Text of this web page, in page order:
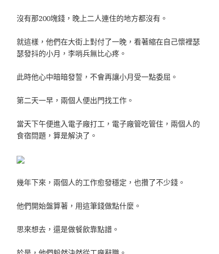
沒有那200塊錢，晚上二人連住的地方都沒有。
就這樣，他們在大街上對付了一晚，看著縮在自己懷裡瑟
瑟發抖的小月，李哨兵無比心疼。
此時他心中暗暗發誓，不會再讓小月受一點委屈。
第二天一早，兩個人便出門找工作。
當天下午便進入電子廠打工，電子廠管吃管住，兩個人的
食宿問題，算是解決了。
幾年下來，兩個人的工作愈發穩定，也攢了不少錢。
他們開始盤算著，用這筆錢做點什麼。
思來想去，還是做餐飲靠點譜。